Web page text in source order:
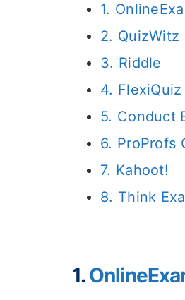
1.
2. QuizWitz
3. Riddle
4. FlexiQuiz
5. Conduct
6. ProProfs
7. Kahoot!
8. Think
1.